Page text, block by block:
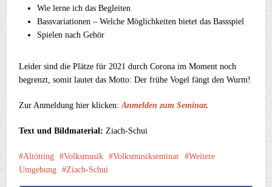
Wie lerne ich das Begleiten
Bassvariationen – Welche Möglichkeiten bietet das Bassspiel
Spielen nach Gehör
Leider sind die Plätze für 2021 durch Corona im Moment noch
begrenzt, somit lautet das Motto: Der frühe Vogel fängt den Wurm!
Zur Anmeldung hier klicken:Anmelden zum Seminar.
Text und Bildmaterial: Ziach-Schui
Altötting Volksmusik Volksmusikseminar
Weitere
Umgebung
Ziach-Schui